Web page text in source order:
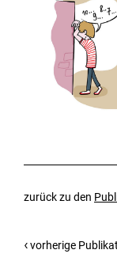
zurück zu den
vorherige